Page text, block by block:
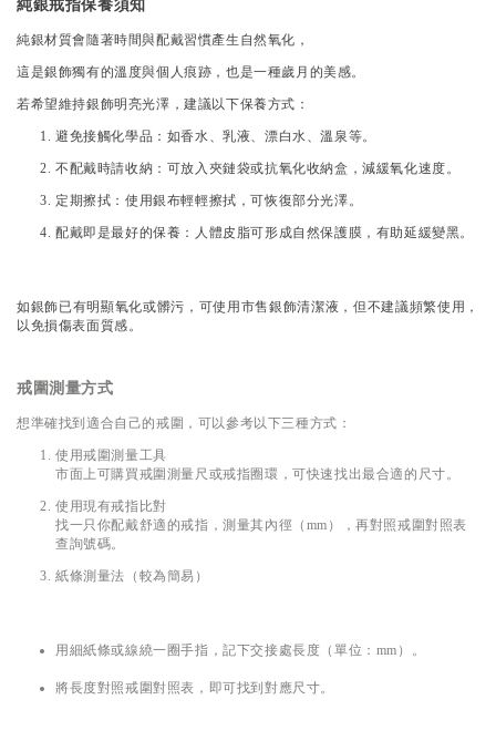
純銀戒指保養須知
純銀材質會隨著時間與配戴習慣產生自然氧化，
這是銀飾獨有的溫度與個人痕跡，也是一種歲月的美感。
若希望維持銀飾明亮光澤，建議以下保養方式：
避免接觸化學品：如香水、乳液、漂白水、溫泉等。
不配戴時請收納：可放入夾鏈袋或抗氧化收納盒，減緩氧化速度。
定期擦拭：使用銀布輕輕擦拭，可恢復部分光澤。
配戴即是最好的保養：人體皮脂可形成自然保護膜，有助延緩變黑。
如銀飾已有明顯氧化或髒污，可使用市售銀飾清潔液，但不建議頻繁使用，
以免損傷表面質感。
戒圍測量方式
想準確找到適合自己的戒圍，可以參考以下三種方式：
使用戒圍測量工具
市面上可購買戒圍測量尺或戒指圈環，可快速找出最合適的尺寸。
使用現有戒指比對
找一只你配戴舒適的戒指，測量其內徑（mm），再對照戒圍對照表
查詢號碼。
紙條測量法（較為簡易）
用細紙條或線繞一圈手指，記下交接處長度（單位：mm）。
將長度對照戒圍對照表，即可找到對應尺寸。